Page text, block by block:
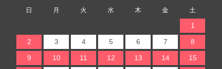
日 月 火 水 木 金 土
1
2 3 4 5 6 7 8
9 10 11 12 13 14 15